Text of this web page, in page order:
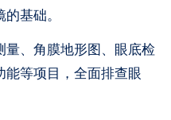
基础。
、角膜地形图、眼底检
能等项目，全面排查眼